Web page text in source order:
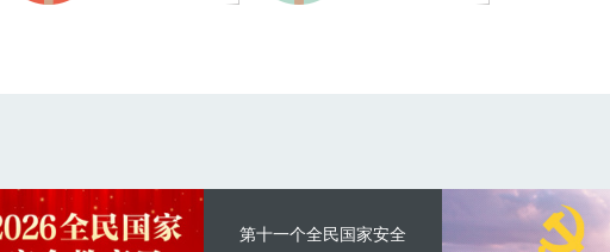
第十一个全民国家安全